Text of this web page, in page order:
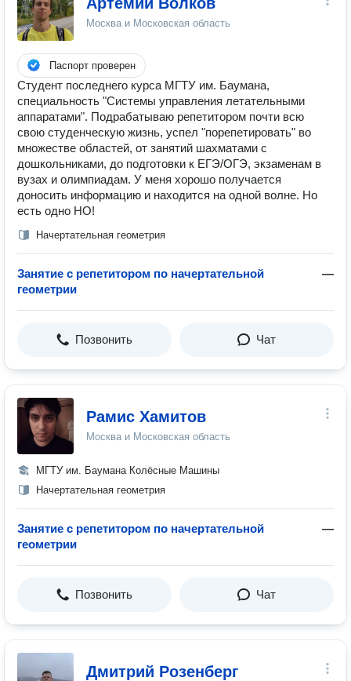
Москва и Московская область
Паспорт проверен
Студент последнего курса МГТУ им. Баумана,
специальность "Системы управления летательными
аппаратами". Подрабатываю репетитором почти всю
свою студенческую жизнь, успел "порепетировать" во
множестве областей, от занятий шахматами с
дошкольниками, до подготовки к ЕГЭ/ОГЭ, экзаменам в
вузах и олимпиадам. У меня хорошо получается
доносить информацию и находится на одной волне. Но
есть одно НО!
Начертательная геометрия
Занятие с репетитором по начертательной
геометрии
—
Позвонить Чат
Рамис Хамитов
Москва и Московская область
МГТУ им. Баумана Колёсные Машины
Начертательная геометрия
Занятие с репетитором по начертательной
геометрии
—
Позвонить Чат
Дмитрий Розенберг